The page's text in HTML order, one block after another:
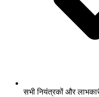
सभी नियंत्रकों और